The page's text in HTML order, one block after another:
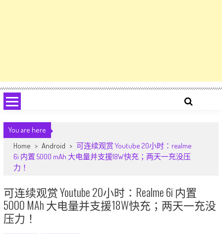
You are here
Home > Android > 可连续观赏 Youtube 20小时：realme
6i 内置 5000 mAh 大电量并支援18W快充；两天一充没压
力！
可连续观赏 Youtube 20小时：realme 6i 内置
5000 MAh 大电量并支援18W快充；两天一充没
压力！